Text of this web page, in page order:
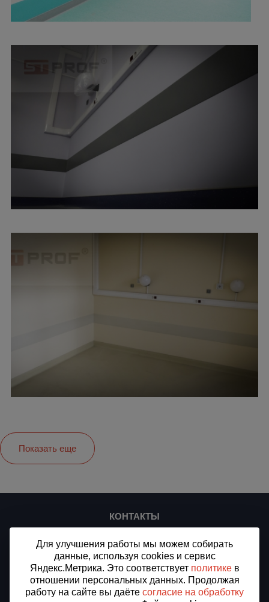
Показать еще
КОНТАКТЫ
ИНН/КПП 7716912875/773301001
ОГРН 1187746509994
Доставка в Лысьву, Пермский край
Все города доставки
Для улучшения работы мы можем собирать
данные, используя cookies и сервис
Яндекс.Метрика. Это соответствует политикев
отношении персональных данных. Продолжая
работу на сайте вы даёте согласие на обработку